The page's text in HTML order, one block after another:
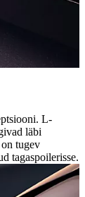
L-
läbi
tugev
tagaspoilerisse.